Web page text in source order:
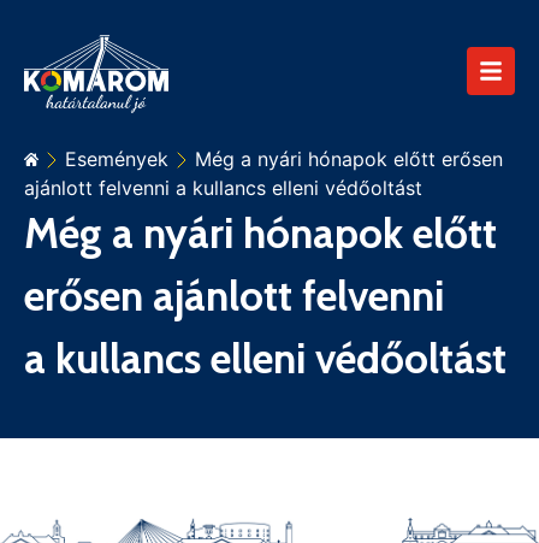
Események
Még a nyári hónapok előtt erősen
ajánlott felvenni a kullancs elleni védőoltást
Még a nyári hónapok előtt
erősen ajánlott felvenni
a kullancs elleni védőoltást